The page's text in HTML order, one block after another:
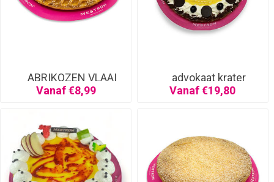
ABRIKOZEN VLAAI
Vanaf €8,99
advokaat krater
Vanaf €19,80